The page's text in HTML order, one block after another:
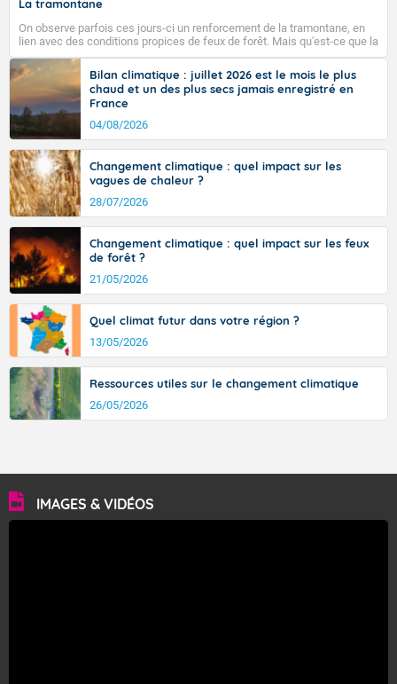
l'Alsace, prévoyez 29 à 32 degrés. Plus à l'ouest, il fait
25 à 30 degrés dans les terres et 20 à 23 degrés du
Finistère au Nord-Pas-de-Calais.
La tramontane
On observe parfois ces jours-ci un renforcement de la tramontane, en
lien avec des conditions propices de feux de forêt. Mais qu'est-ce que la
tramontane ? Quelles sont ses caractéristiques ? La tramontane est un
vent turbulent soufflant de secteur nord-ouest à nord, ou ouest à nord-
ouest, dans un secteur qui part du Roussillon à la vallée de l’Aude et à
l’ouest de l’Hérault. L’étymologie de ce vent vient du latin trasmontanus,
signifiant au-delà des monts, en allusion aux régions montagneuses
d’où provient ce vent.
Bilan climatique : juillet 2026 est le mois le plus
chaud et un des plus secs jamais enregistré en
France
04/08/2026
Changement climatique : quel impact sur les
vagues de chaleur ?
28/07/2026
Changement climatique : quel impact sur les feux
de forêt ?
21/05/2026
Quel climat futur dans votre région ?
13/05/2026
Ressources utiles sur le changement climatique
26/05/2026
IMAGES & VIDÉOS